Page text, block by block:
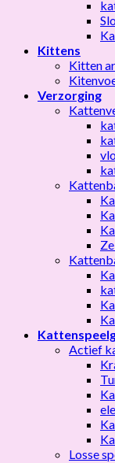
Kittens
Kitten
Verzorging
Actief
Losse